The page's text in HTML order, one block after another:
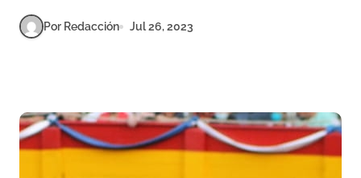
Por Redacción Jul 26, 2023